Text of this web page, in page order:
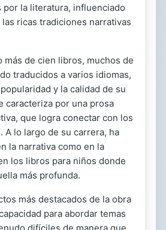
la literatura, influenciado
ricas tradiciones narrativas
más de cien libros, muchos de
traducidos a varios idiomas,
y la calidad de su
caracteriza por una prosa
que logra conectar con los
A lo largo de su carrera, ha
la narrativa como en la
los libros para niños donde
más profunda.
más destacados de la obra
para abordar temas